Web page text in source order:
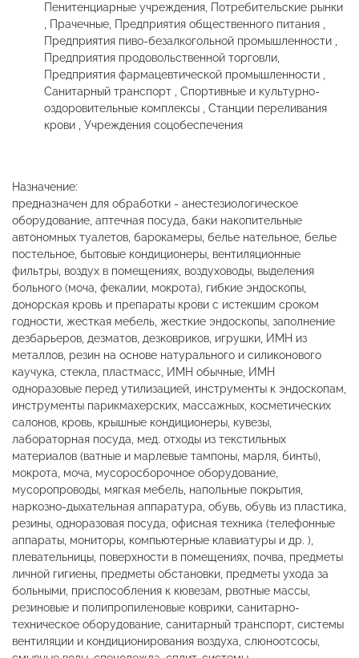
Пенитенциарные учреждения, Потребительские рынки
, Прачечные, Предприятия общественного питания ,
Предприятия пиво-безалкогольной промышленности ,
Предприятия продовольственной торговли,
Предприятия фармацевтической промышленности ,
Санитарный транспорт , Спортивные и культурно-
оздоровительные комплексы , Станции переливания
крови , Учреждения соцобеспечения
Назначение:
предназначен для обработки - анестезиологическое
оборудование, аптечная посуда, баки накопительные
автономных туалетов, барокамеры, белье нательное, белье
постельное, бытовые кондиционеры, вентиляционные
фильтры, воздух в помещениях, воздуховоды, выделения
больного (моча, фекалии, мокрота), гибкие эндоскопы,
донорская кровь и препараты крови с истекшим сроком
годности, жесткая мебель, жесткие эндоскопы, заполнение
дезбарьеров, дезматов, дезковриков, игрушки, ИМН из
металлов, резин на основе натурального и силиконового
каучука, стекла, пластмасс, ИМН обычные, ИМН
одноразовые перед утилизацией, инструменты к эндоскопам,
инструменты парикмахерских, массажных, косметических
салонов, кровь, крышные кондиционеры, кувезы,
лабораторная посуда, мед. отходы из текстильных
материалов (ватные и марлевые тампоны, марля, бинты),
мокрота, моча, мусоросборочное оборудование,
мусоропроводы, мягкая мебель, напольные покрытия,
наркозно-дыхательная аппаратура, обувь, обувь из пластика,
резины, одноразовая посуда, офисная техника (телефонные
аппараты, мониторы, компьютерные клавиатуры и др. ),
плевательницы, поверхности в помещениях, почва, предметы
личной гигиены, предметы обстановки, предметы ухода за
больными, приспособления к кювезам, рвотные массы,
резиновые и полипропиленовые коврики, санитарно-
техническое оборудование, санитарный транспорт, системы
вентиляции и кондиционирования воздуха, слюноотсосы,